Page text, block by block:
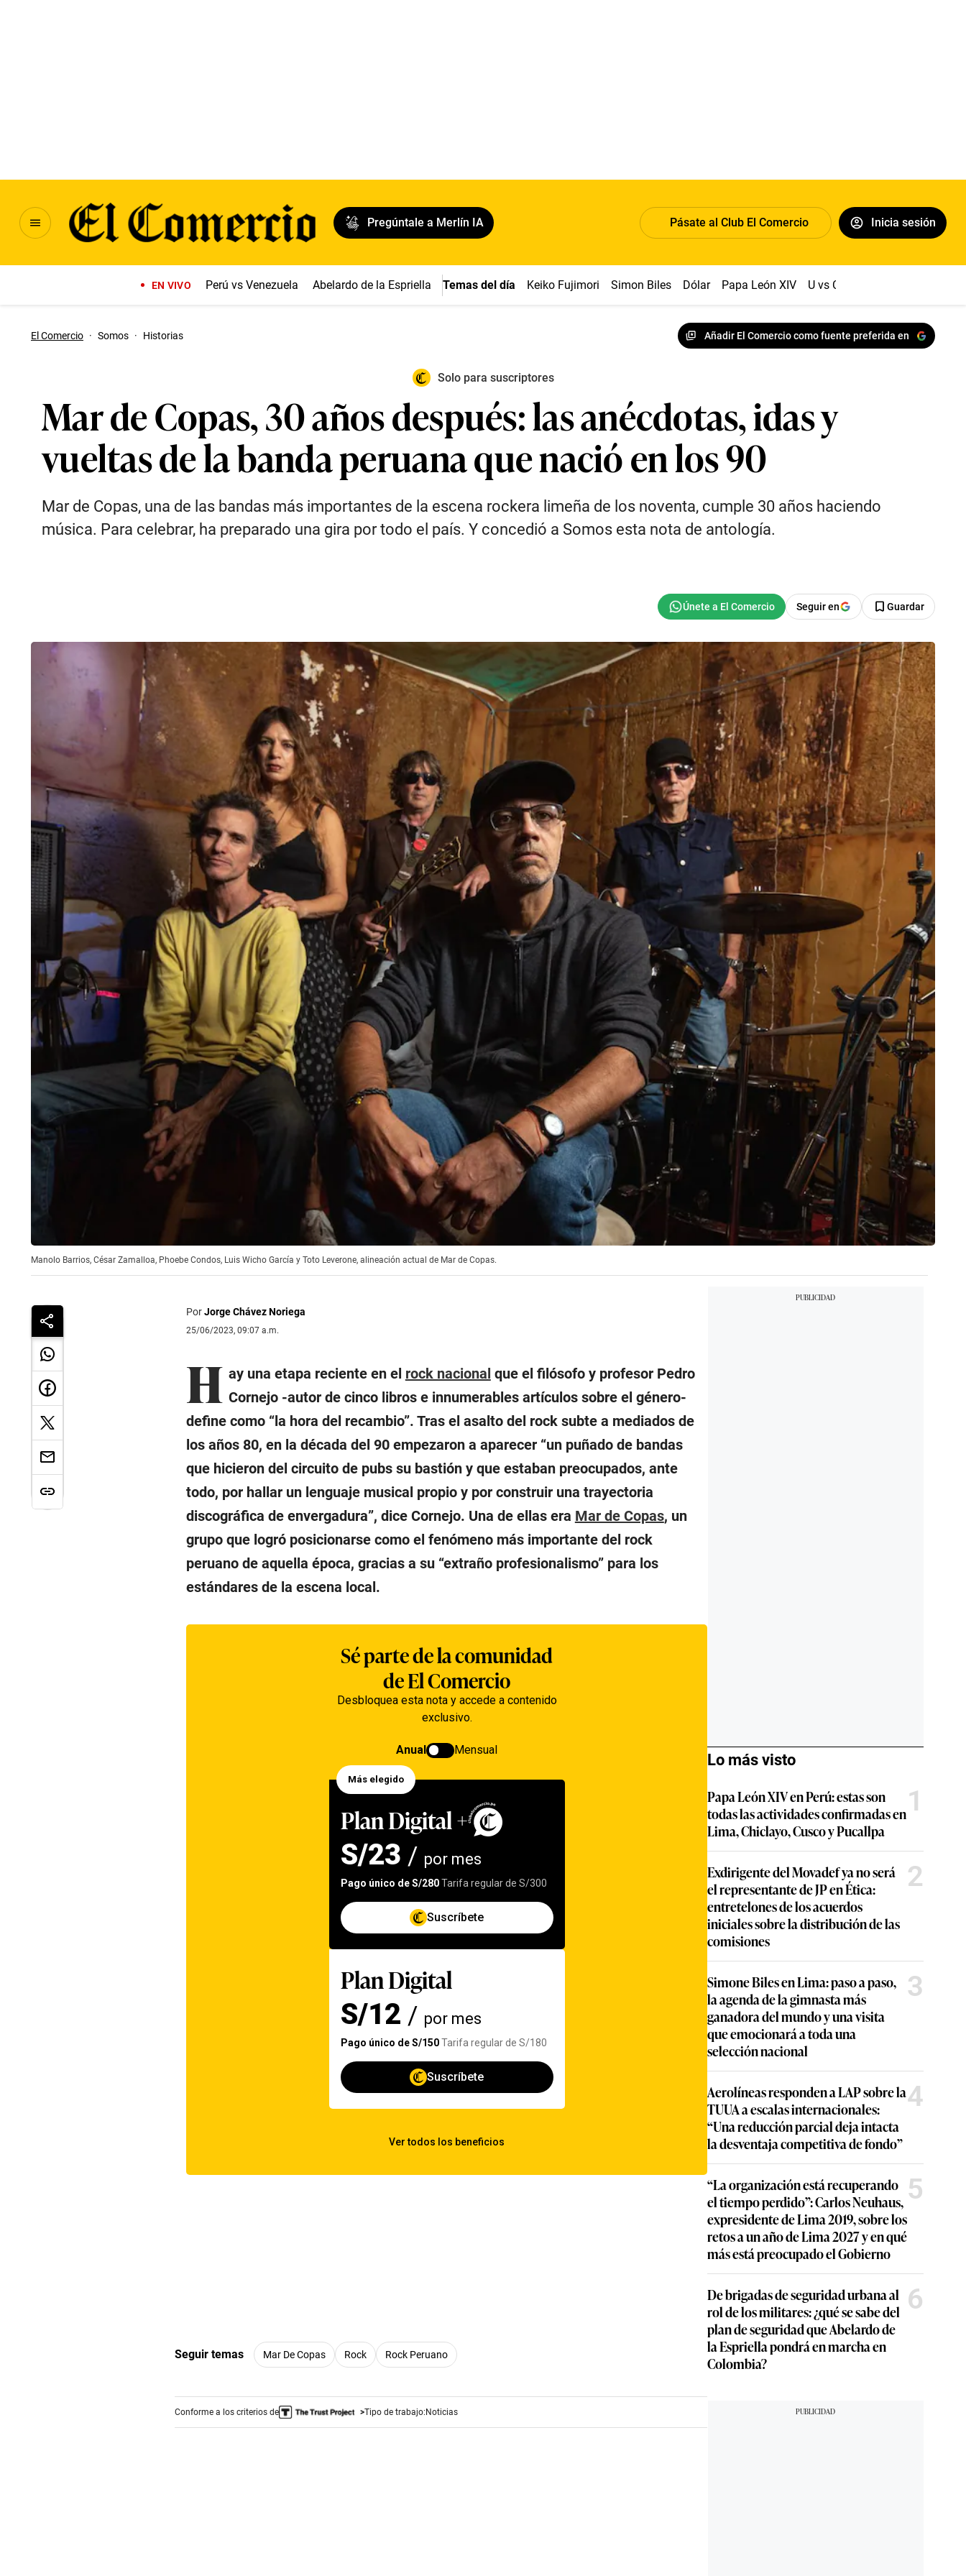
Pregúntale a Merlín IA Pásate al Club El Comercio Inicia sesión
EN VIVO Perú vs Venezuela Abelardo de la Espriella Temas del día Keiko Fujimori Simon Biles Dólar Papa León XIV U vs Cristal
El Comercio · Somos · Historias Añadir El Comercio como fuente preferida en
Solo para suscriptores
Mar de Copas, 30 años después: las anécdotas, idas y
vueltas de la banda peruana que nació en los 90
Mar de Copas, una de las bandas más importantes de la escena rockera limeña de los noventa, cumple 30 años haciendo
música. Para celebrar, ha preparado una gira por todo el país. Y concedió a Somos esta nota de antología.
Seguir en Guardar
Manolo Barrios, César Zamalloa, Phoebe Condos, Luis Wicho García y Toto Leverone, alineación actual de Mar de Copas.
PorJorge Chávez Noriega
25/06/2023, 09:07 a.m.
H ay una etapa reciente en el rock nacional que el filósofo y profesor Pedro
Cornejo -autor de cinco libros e innumerables artículos sobre el género-
define como “la hora del recambio”. Tras el asalto del rock subte a mediados de
los años 80, en la década del 90 empezaron a aparecer “un puñado de bandas
que hicieron del circuito de pubs su bastión y que estaban preocupados, ante
todo, por hallar un lenguaje musical propio y por construir una trayectoria
discográfica de envergadura”, dice Cornejo. Una de ellas era Mar de Copas, un
grupo que logró posicionarse como el fenómeno más importante del rock
peruano de aquella época, gracias a su “extraño profesionalismo” para los
estándares de la escena local.
Seguir temas Mar De Copas Rock Rock Peruano
Conforme a los criterios de Tipo de trabajo:Noticias
Lo más visto
Papa León XIV en Perú: estas son
todas las actividades confirmadas en
Lima, Chiclayo, Cusco y Pucallpa
1
Exdirigente del Movadef ya no será
el representante de JP en Ética:
entretelones de los acuerdos
iniciales sobre la distribución de las
comisiones
2
Simone Biles en Lima: paso a paso,
la agenda de la gimnasta más
ganadora del mundo y una visita
que emocionará a toda una
selección nacional
3
Aerolíneas responden a LAP sobre la
TUUA a escalas internacionales:
“Una reducción parcial deja intacta
la desventaja competitiva de fondo”
4
“La organización está recuperando
el tiempo perdido”: Carlos Neuhaus,
expresidente de Lima 2019, sobre los
retos a un año de Lima 2027 y en qué
más está preocupado el Gobierno
5
De brigadas de seguridad urbana al
rol de los militares: ¿qué se sabe del
plan de seguridad que Abelardo de
la Espriella pondrá en marcha en
Colombia?
6